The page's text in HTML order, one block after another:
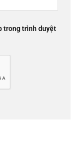
trong trình duyệt